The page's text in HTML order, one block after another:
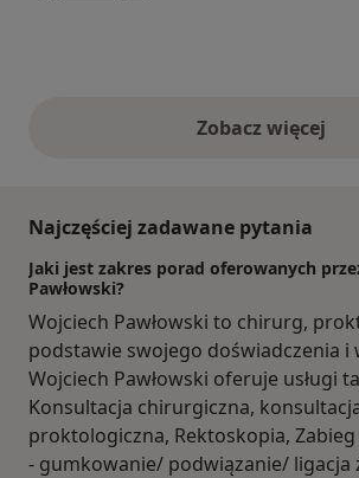
Zobacz więcej
opinie
Najczęściej zadawane pytania
Jaki jest zakres porad oferowanych
Pawłowski?
Wojciech Pawłowski to chirurg,
podstawie swojego doświadczenia i
Wojciech Pawłowski oferuje usługi
Konsultacja chirurgiczna,
proktologiczna, Rektoskopia,
- gumkowanie/ podwiązanie/ ligacja